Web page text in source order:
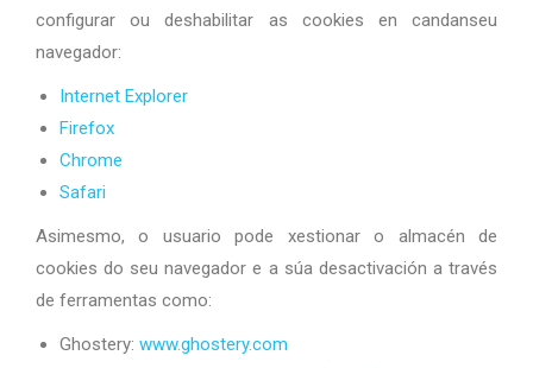
configurar ou deshabilitar as cookies en candanseu
navegador:
Internet Explorer
Firefox
Chrome
Safari
Asimesmo, o usuario pode xestionar o almacén de
cookies do seu navegador e a súa desactivación a través
de ferramentas como:
Ghostery: www.ghostery.com